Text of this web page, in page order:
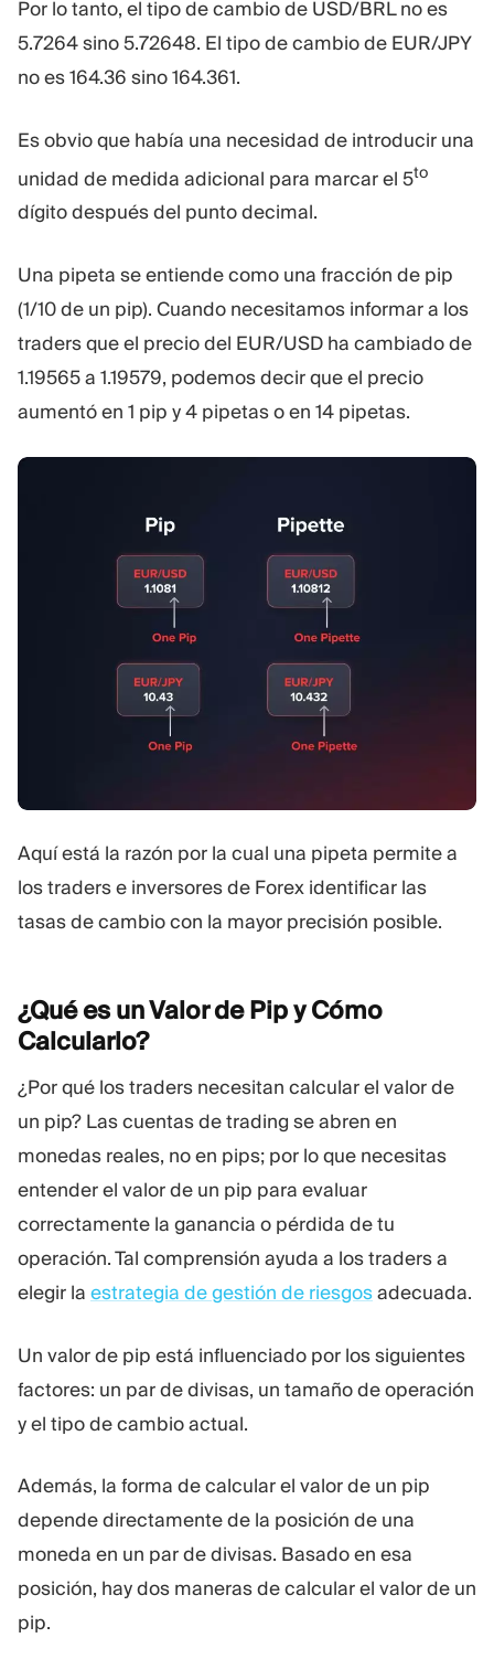
Por lo tanto, el tipo de cambio de USD/BRL no es
5.7264 sino 5.72648. El tipo de cambio de EUR/JPY
no es 164.36 sino 164.361.
Es obvio que había una necesidad de introducir una
unidad de medida adicional para marcar el 5to
dígito después del punto decimal.
Una pipeta se entiende como una fracción de pip
(1/10 de un pip). Cuando necesitamos informar a los
traders que el precio del EUR/USD ha cambiado de
1.19565 a 1.19579, podemos decir que el precio
aumentó en 1 pip y 4 pipetas o en 14 pipetas.
Aquí está la razón por la cual una pipeta permite a
los traders e inversores de Forex identificar las
tasas de cambio con la mayor precisión posible.
¿Qué es un Valor de Pip y Cómo
Calcularlo?
¿Por qué los traders necesitan calcular el valor de
un pip? Las cuentas de trading se abren en
monedas reales, no en pips; por lo que necesitas
entender el valor de un pip para evaluar
correctamente la ganancia o pérdida de tu
operación. Tal comprensión ayuda a los traders a
elegir la estrategia de gestión de riesgosadecuada.
Un valor de pip está influenciado por los siguientes
factores: un par de divisas, un tamaño de operación
y el tipo de cambio actual.
Además, la forma de calcular el valor de un pip
depende directamente de la posición de una
moneda en un par de divisas. Basado en esa
posición, hay dos maneras de calcular el valor de un
pip.